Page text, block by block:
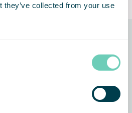
they’ve collected from your use